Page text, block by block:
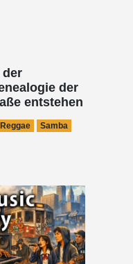
der
der
entstehen
Reggae Samba